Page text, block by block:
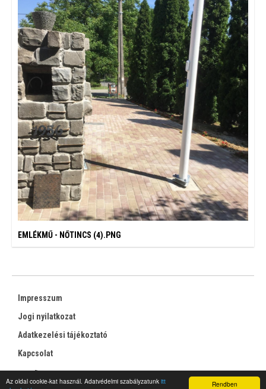
Rendben
Az oldal cookie-kat használ. Adatvédelmi szabályzatunk itt
EMLÉKMŰ - NŐTINCS (4).PNG
Impresszum
Jogi nyilatkozat
Adatkezelési tájékoztató
Kapcsolat